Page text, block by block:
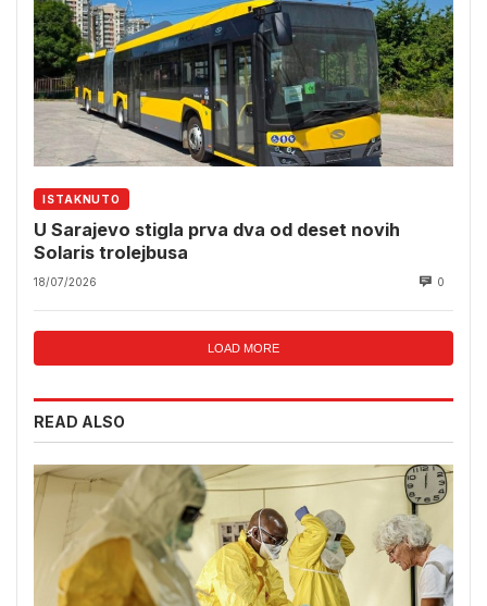
ISTAKNUTO
U Sarajevo stigla prva dva od deset novih
Solaris trolejbusa
18/07/2026 0
LOAD MORE
READ ALSO